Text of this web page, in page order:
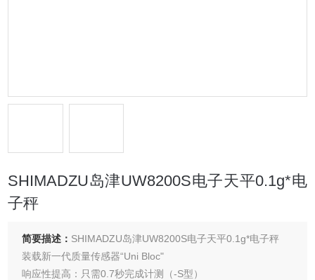
SHIMADZU岛津UW8200S电子天平0.1g*电
子秤
简要描述： SHIMADZU岛津UW8200S电子天平0.1g*电子秤
装载新一代质量传感器“Uni Bloc"
响应性提高：只需0.7秒完成计测（-S型）